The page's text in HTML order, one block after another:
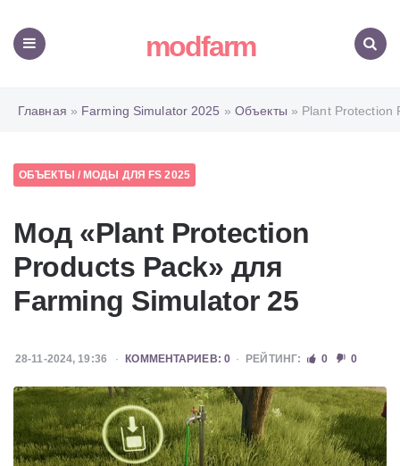
modfarm
Главная » Farming Simulator 2025 » Объекты » Plant Protection
ОБЪЕКТЫ / МОДЫ ДЛЯ FS 2025
Мод «Plant Protection
Products Pack» для
Farming Simulator 25
28-11-2024, 19:36 КОММЕНТАРИЕВ: 0 РЕЙТИНГ: 0 0